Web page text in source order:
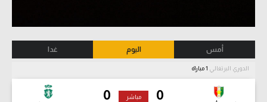
أمس اليوم غدا
الدوري البرتغالي
0
0 مباشر